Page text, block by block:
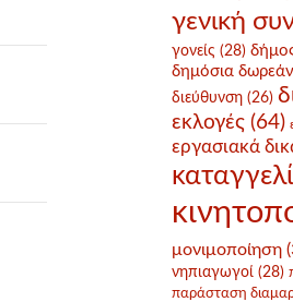
γενική
γονείς (28)
δημόσια
διεύθυνση (26)
εκλογές (64)
εργασιακά
μονιμοποίηση
νηπιαγωγοί (28)
παράσταση